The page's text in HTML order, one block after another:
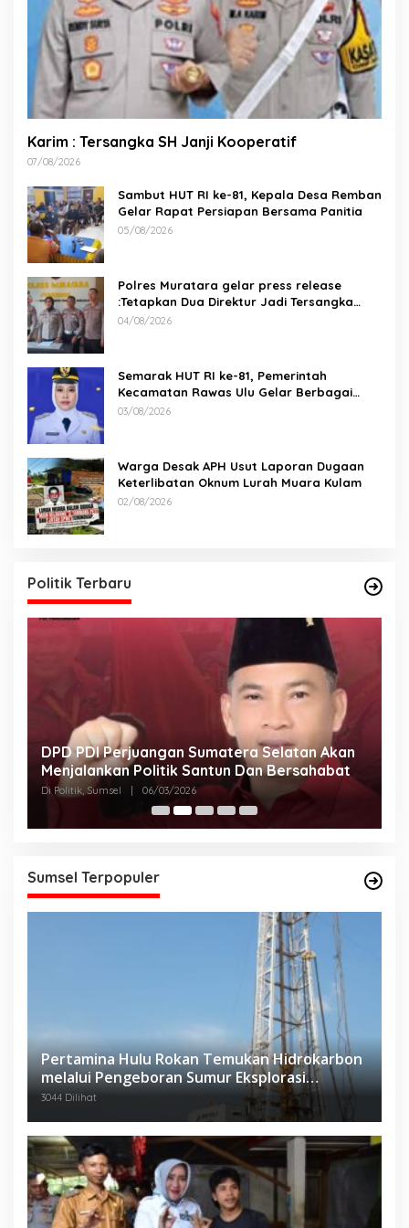
Karim : Tersangka SH Janji Kooperatif
07/08/2026
Sambut HUT RI ke-81, Kepala Desa Remban
Gelar Rapat Persiapan Bersama Panitia
05/08/2026
Polres Muratara gelar press release
:Tetapkan Dua Direktur Jadi Tersangka
Kecelakaan Maut antara Bus ALS dan
04/08/2026
Semarak HUT RI ke-81, Pemerintah
Kecamatan Rawas Ulu Gelar Berbagai
Lomba
03/08/2026
Warga Desak APH Usut Laporan Dugaan
Keterlibatan Oknum Lurah Muara Kulam
02/08/2026
Politik Terbaru
DPD PDI Perjuangan Sumatera Selatan Akan
Menjalankan Politik Santun Dan Bersahabat
Di Politik, Sumsel | 06/03/2026
Sumsel Terpopuler
Pertamina Hulu Rokan Temukan Hidrokarbon
melalui Pengeboran Sumur Eksplorasi
Anggrek Violet (AVO)-001
3044 Dilihat